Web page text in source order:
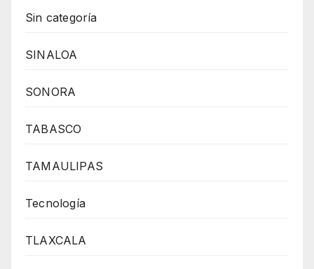
Sin categoría
SINALOA
SONORA
TABASCO
TAMAULIPAS
Tecnología
TLAXCALA